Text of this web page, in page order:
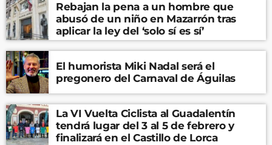
Rebajan la pena a un hombre que
abusó de un niño en Mazarrón tras
aplicar la ley del ‘solo sí es sí’
El humorista Miki Nadal será el
pregonero del Carnaval de Águilas
La VI Vuelta Ciclista al Guadalentín
tendrá lugar del 3 al 5 de febrero y
finalizará en el Castillo de Lorca